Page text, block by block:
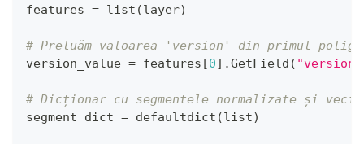
features = list (layer)
# Preluăm valoarea 'version' din primul
version_value = features [0] .GetField ( "version"
# Dicționar cu segmentele normalizate și
segment_dict = defaultdict (list)